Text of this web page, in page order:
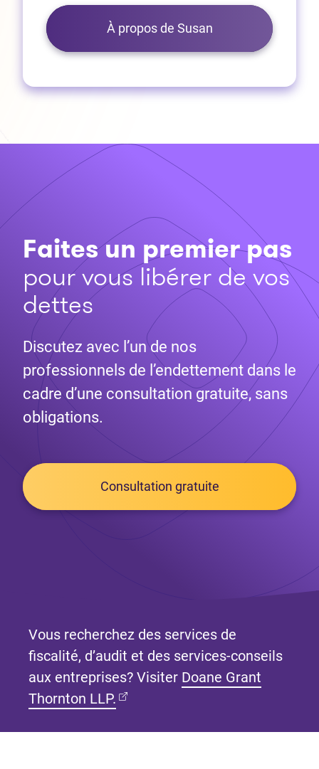
À propos de Susan
Faites un premier pas
pour vous libérer de vos
dettes
Discutez avec l’un de nos
professionnels de l’endettement dans le
cadre d’une consultation gratuite, sans
obligations.
Consultation gratuite
Vous recherchez des services de
fiscalité, d’audit et des services-conseils
aux entreprises? Visiter Doane Grant
Thornton LLP. (Ouvre dans un nouvel onglet)